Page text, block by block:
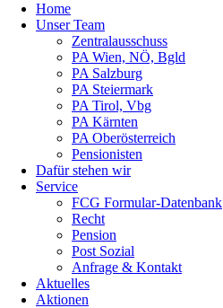
Home
Unser Team
Zentralausschuss
PA Wien, NÖ, Bgld
PA Salzburg
PA Steiermark
PA Tirol, Vbg
PA Kärnten
PA Oberösterreich
Pensionisten
Dafür stehen wir
Service
FCG Formular-Datenbank
Recht
Pension
Post Sozial
Anfrage & Kontakt
Aktuelles
Aktionen